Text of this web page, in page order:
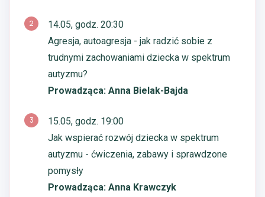
2
14.05, godz. 20:30
Agresja, autoagresja - jak radzić sobie z
trudnymi zachowaniami dziecka w spektrum
autyzmu?
Prowadząca: Anna Bielak-Bajda
3
15.05, godz. 19:00
Jak wspierać rozwój dziecka w spektrum
autyzmu - ćwiczenia, zabawy i sprawdzone
pomysły
Prowadząca: Anna Krawczyk